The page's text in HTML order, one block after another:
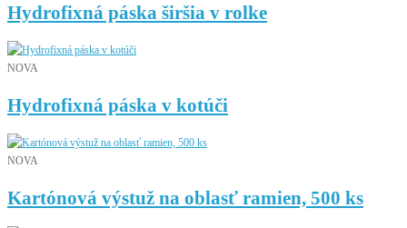
Hydrofixná páska širšia v rolke
NOVA
Hydrofixná páska v kotúči
NOVA
Kartónová výstuž na oblasť ramien, 500 ks